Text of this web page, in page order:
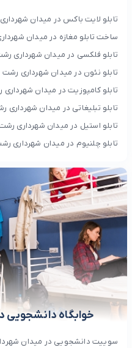
تابلو لایت باکس در میدان
ساخت تابلو مغازه در میدان
تابلو فلکسی در میدان شهرداری
تابلو نئون در میدان شهرداری رشت
تابلو کامپوزیت در میدان شهرداری
تابلو تبلیغاتی در میدان شهرداری
تابلو استیل در میدان شهرداری رشت
تابلو چلنیوم در میدان شهرداری
خوابگاه دانشجویی
سوییت دانشجویی در میدان